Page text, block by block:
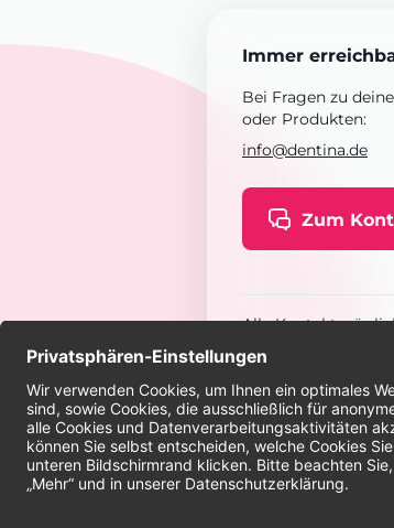
Immer
Bei Fragen zu
oder Produkten:
info@dentina.de
Zum
Alle